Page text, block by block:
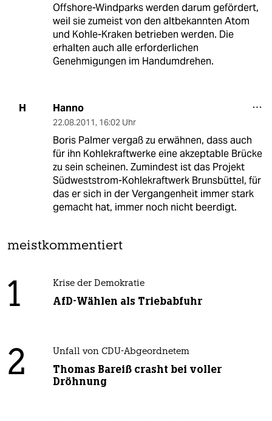
Offshore-Windparks werden darum gefördert,
weil sie zumeist von den altbekannten Atom
und Kohle-Kraken betrieben werden. Die
erhalten auch alle erforderlichen
Genehmigungen im Handumdrehen.
H Hanno
22.08.2011, 16:02 Uhr
Boris Palmer vergaß zu erwähnen, dass auch
für ihn Kohlekraftwerke eine akzeptable Brücke
zu sein scheinen. Zumindest ist das Projekt
Südweststrom-Kohlekraftwerk Brunsbüttel, für
das er sich in der Vergangenheit immer stark
gemacht hat, immer noch nicht beerdigt.
meistkommentiert
1 Krise der Demokratie
AfD-Wählen als Triebabfuhr
2 Unfall von CDU-Abgeordnetem
Thomas Bareiß crasht bei voller
Dröhnung